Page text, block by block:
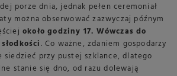
porze dnia, jednak pełen ceremoniał
można obserwować zazwyczaj późnym
około godziny 17. Wówczas do
. Co ważne, zdaniem gospodarzy
siedzieć przy pustej szklance, dlatego
stanie się dno, od razu dolewają